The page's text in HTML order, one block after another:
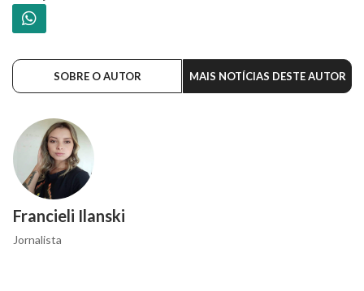
SOBRE O AUTOR MAIS NOTÍCIAS DESTE AUTOR
Francieli Ilanski
Jornalista